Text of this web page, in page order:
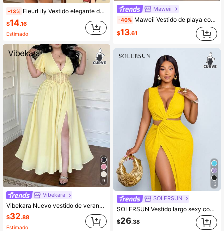
-13% FleurLily Vestido elegante de mujer talla grande con hombro asimétrico y cintura con lazo
$14.16
Estimado
9
Vibekara
Vibekara Nuevo vestido de verano elegante con parches de encaje negro y cintura ceñida que reduce la edad
$32.88
Estimado
Maweii
-40% Maweii Vestido de playa con cuello halter y decoración de conchas falsas para tallas grandes
$13.61
13
SOLERSUN
SOLERSUN Vestido largo sexy con abertura alta, cintura hueca y textura de tela de unicolor para mujer de talla grande, ideal para vacaciones en la playa
$26.38